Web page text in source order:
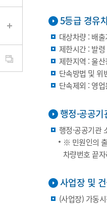
5등급 경유
대상차량 : 배
제한시간 : 발
제한지역 : 울산
단속방법 및 위
단속제외 : 영
행정·공공
행정·공공기관
※ 민원인의
차량번호 끝
사업장 및
(사업장) 가동